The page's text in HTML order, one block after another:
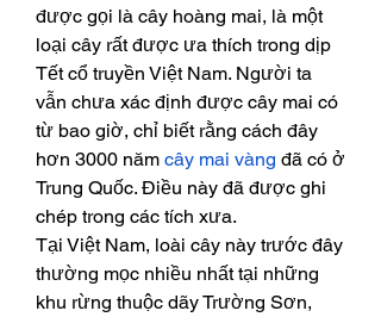
được gọi là cây hoàng mai, là một
loại cây rất được ưa thích trong dịp
Tết cổ truyền Việt Nam. Người ta
vẫn chưa xác định được cây mai có
từ bao giờ, chỉ biết rằng cách đây
hơn 3000 năm cây mai vàng đã có ở
Trung Quốc. Điều này đã được ghi
chép trong các tích xưa.
Tại Việt Nam, loài cây này trước đây
thường mọc nhiều nhất tại những
khu rừng thuộc dãy Trường Sơn,